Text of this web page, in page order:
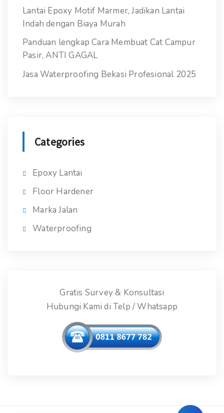
Lantai Epoxy Motif Marmer, Jadikan Lantai
Indah dengan Biaya Murah
Panduan lengkap Cara Membuat Cat Campur
Pasir, ANTI GAGAL
Jasa Waterproofing Bekasi Profesional 2025
Categories
Epoxy Lantai
Floor Hardener
Marka Jalan
Waterproofing
Gratis Survey & Konsultasi
Hubungi Kami di Telp / Whatsapp